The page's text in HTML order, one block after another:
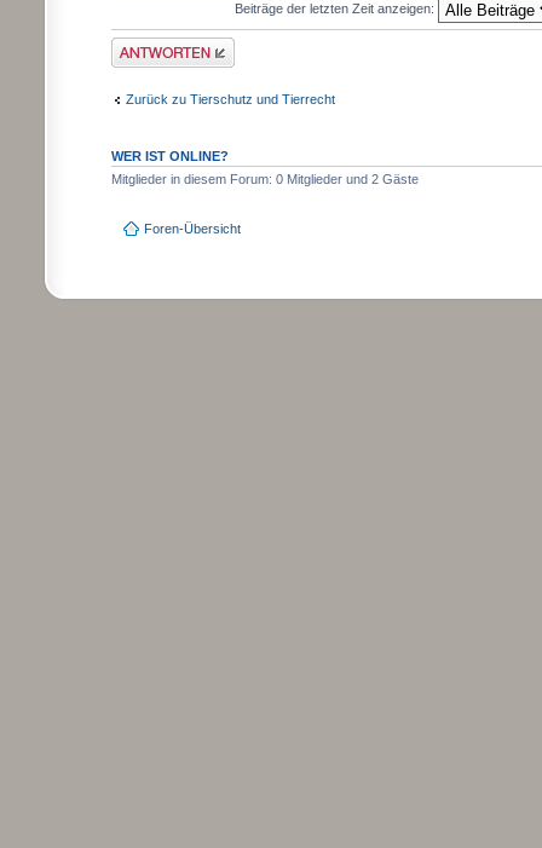
Beiträge der letzten Zeit anzeigen:
Antwort schreiben
Zurück zu Tierschutz und Tierrecht
WER IST ONLINE?
Mitglieder in diesem Forum: 0 Mitglieder und 2 Gäste
Foren-Übersicht